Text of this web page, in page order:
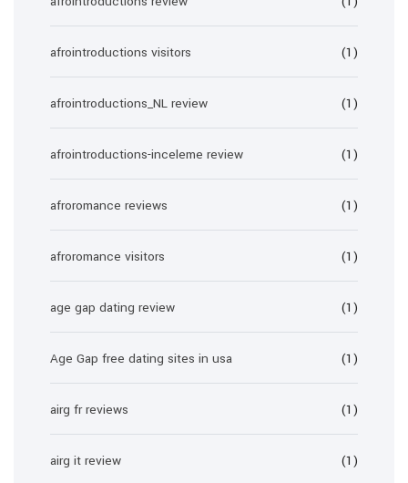
afrointroductions visitors (1)
afrointroductions_NL review (1)
afrointroductions-inceleme review (1)
afroromance reviews (1)
afroromance visitors (1)
age gap dating review (1)
Age Gap free dating sites in usa (1)
airg fr reviews (1)
airg it review (1)